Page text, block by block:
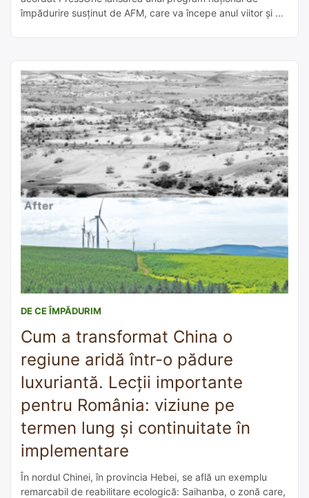
împădurire susținut de AFM, care va începe anul viitor și va
Europeană că România dispune de […]
DE CE ÎMPĂDURIM
Cum a transformat China o
regiune aridă într-o pădure
luxuriantă. Lecții importante
pentru România: viziune pe
termen lung și continuitate în
implementare
În nordul Chinei, în provincia Hebei, se află un exemplu
remarcabil de reabilitare ecologică: Saihanba, o zonă care,